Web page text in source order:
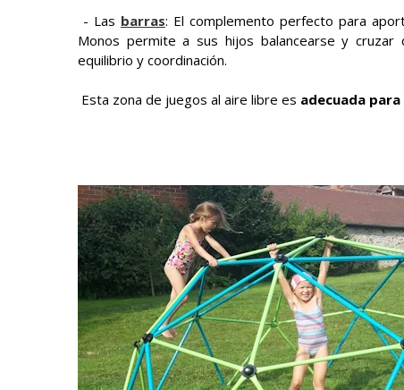
- Las barras: El complemento perfecto para
Monos permite a sus hijos balancearse y
equilibrio y coordinación.
Esta zona de juegos al aire libre es adecuada para